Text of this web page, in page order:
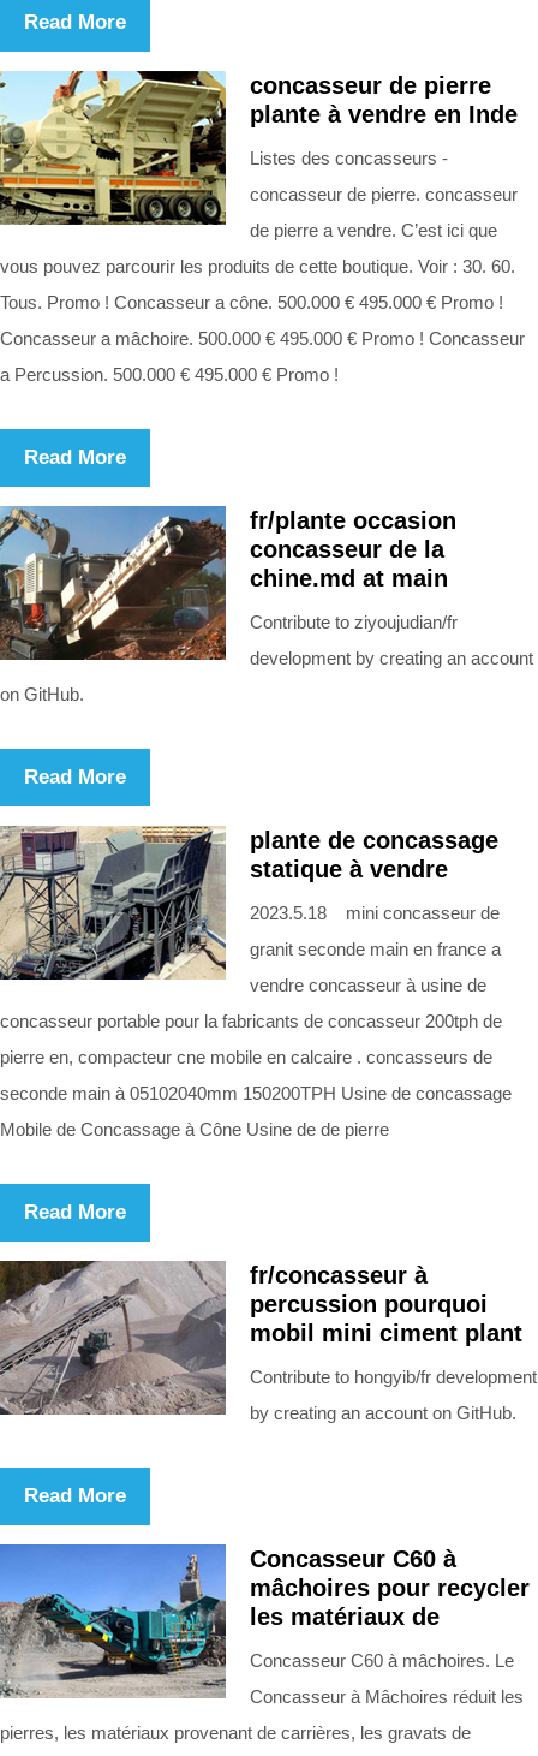
Read More
concasseur de pierre
plante à vendre en Inde
Listes des concasseurs -
concasseur de pierre. concasseur
de pierre a vendre. C’est ici que
vous pouvez parcourir les produits de cette boutique. Voir : 30. 60.
Tous. Promo ! Concasseur a cône. 500.000 € 495.000 € Promo !
Concasseur a mâchoire. 500.000 € 495.000 € Promo ! Concasseur
a Percussion. 500.000 € 495.000 € Promo !
Read More
fr/plante occasion
concasseur de la
chine.md at main
Contribute to ziyoujudian/fr
development by creating an account
on GitHub.
Read More
plante de concassage
statique à vendre
2023.5.18 mini concasseur de
granit seconde main en france a
vendre concasseur à usine de
concasseur portable pour la fabricants de concasseur 200tph de
pierre en, compacteur cne mobile en calcaire . concasseurs de
seconde main à 05102040mm 150200TPH Usine de concassage
Mobile de Concassage à Cône Usine de de pierre
Read More
fr/concasseur à
percussion pourquoi
mobil mini ciment plant
Contribute to hongyib/fr development
by creating an account on GitHub.
Read More
Concasseur C60 à
mâchoires pour recycler
les matériaux de
Concasseur C60 à mâchoires. Le
Concasseur à Mâchoires réduit les
pierres, les matériaux provenant de carrières, les gravats de